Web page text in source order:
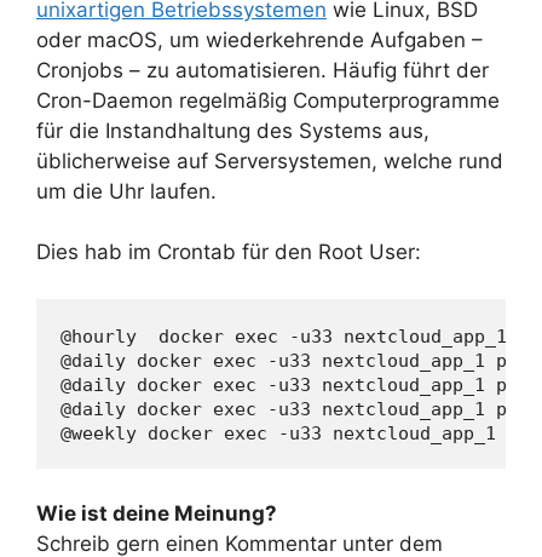
unixartigen Betriebssystemen wie Linux, BSD
oder macOS, um wiederkehrende Aufgaben –
Cronjobs – zu automatisieren. Häufig führt der
Cron-Daemon regelmäßig Computerprogramme
für die Instandhaltung des Systems aus,
üblicherweise auf Serversystemen, welche rund
um die Uhr laufen.
Dies hab im Crontab für den Root User:
@hourly  docker exec -u33 nextcloud_app_1
@daily docker exec -u33 nextcloud_app_1
@daily docker exec -u33 nextcloud_app_1
@daily docker exec -u33 nextcloud_app_1
@weekly docker exec -u33 nextcloud_app_1
Wie ist deine Meinung?
Schreib gern einen Kommentar unter dem